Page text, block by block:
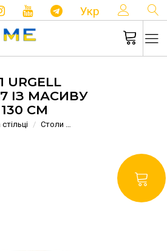
Укр
ІЗ МАСИВУ
СМ
Столи